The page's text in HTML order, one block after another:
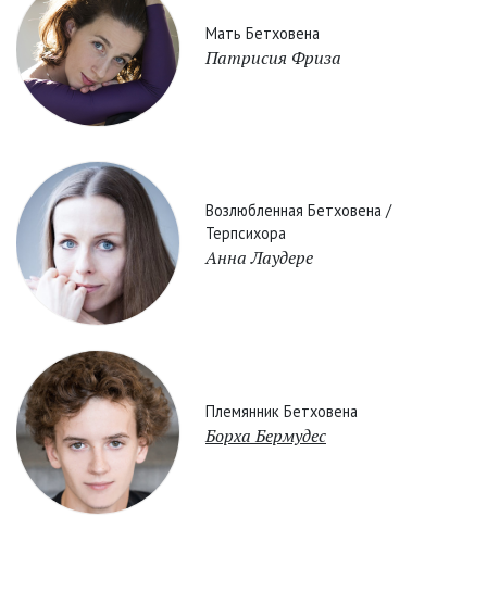
Мать Бетховена
Патрисия Фриза
Возлюбленная Бетховена /
Терпсихора
Анна Лаудере
Племянник Бетховена
Борха Бермудес